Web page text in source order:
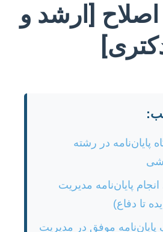
[ارشد و
پایان‌نامه در رشته
پایان‌نامه مدیریت
تا دفاع)
موفق در مدیریت